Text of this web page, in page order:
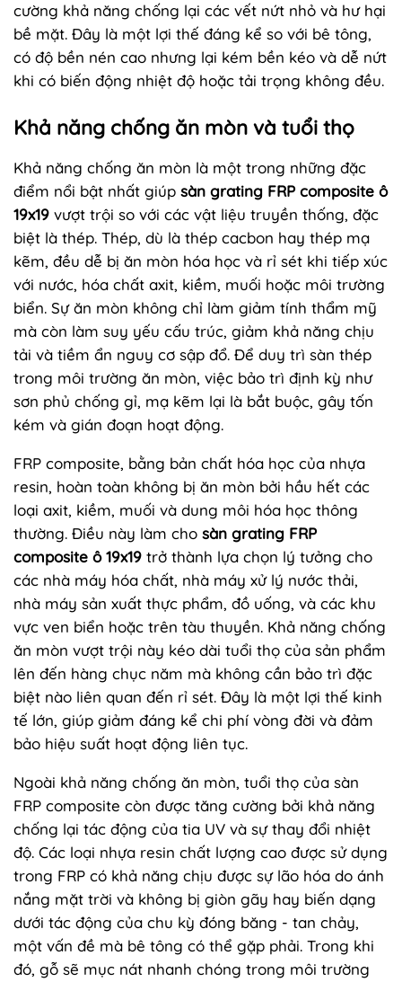
cường khả năng chống lại các vết nứt nhỏ và hư hại
bề mặt. Đây là một lợi thế đáng kể so với bê tông,
có độ bền nén cao nhưng lại kém bền kéo và dễ nứt
khi có biến động nhiệt độ hoặc tải trọng không đều.
Khả năng chống ăn mòn và tuổi thọ
Khả năng chống ăn mòn là một trong những đặc
điểm nổi bật nhất giúp sàn grating FRP composite ô
19x19 vượt trội so với các vật liệu truyền thống, đặc
biệt là thép. Thép, dù là thép cacbon hay thép mạ
kẽm, đều dễ bị ăn mòn hóa học và rỉ sét khi tiếp xúc
với nước, hóa chất axit, kiềm, muối hoặc môi trường
biển. Sự ăn mòn không chỉ làm giảm tính thẩm mỹ
mà còn làm suy yếu cấu trúc, giảm khả năng chịu
tải và tiềm ẩn nguy cơ sập đổ. Để duy trì sàn thép
trong môi trường ăn mòn, việc bảo trì định kỳ như
sơn phủ chống gỉ, mạ kẽm lại là bắt buộc, gây tốn
kém và gián đoạn hoạt động.
FRP composite, bằng bản chất hóa học của nhựa
resin, hoàn toàn không bị ăn mòn bởi hầu hết các
loại axit, kiềm, muối và dung môi hóa học thông
thường. Điều này làm cho sàn grating FRP
composite ô 19x19 trở thành lựa chọn lý tưởng cho
các nhà máy hóa chất, nhà máy xử lý nước thải,
nhà máy sản xuất thực phẩm, đồ uống, và các khu
vực ven biển hoặc trên tàu thuyền. Khả năng chống
ăn mòn vượt trội này kéo dài tuổi thọ của sản phẩm
lên đến hàng chục năm mà không cần bảo trì đặc
biệt nào liên quan đến rỉ sét. Đây là một lợi thế kinh
tế lớn, giúp giảm đáng kể chi phí vòng đời và đảm
bảo hiệu suất hoạt động liên tục.
Ngoài khả năng chống ăn mòn, tuổi thọ của sàn
FRP composite còn được tăng cường bởi khả năng
chống lại tác động của tia UV và sự thay đổi nhiệt
độ. Các loại nhựa resin chất lượng cao được sử dụng
trong FRP có khả năng chịu được sự lão hóa do ánh
nắng mặt trời và không bị giòn gãy hay biến dạng
dưới tác động của chu kỳ đóng băng - tan chảy,
một vấn đề mà bê tông có thể gặp phải. Trong khi
đó, gỗ sẽ mục nát nhanh chóng trong môi trường